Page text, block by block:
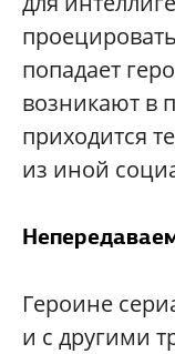
попадает
возникают в
приходится
из иной
Героине
и с другими